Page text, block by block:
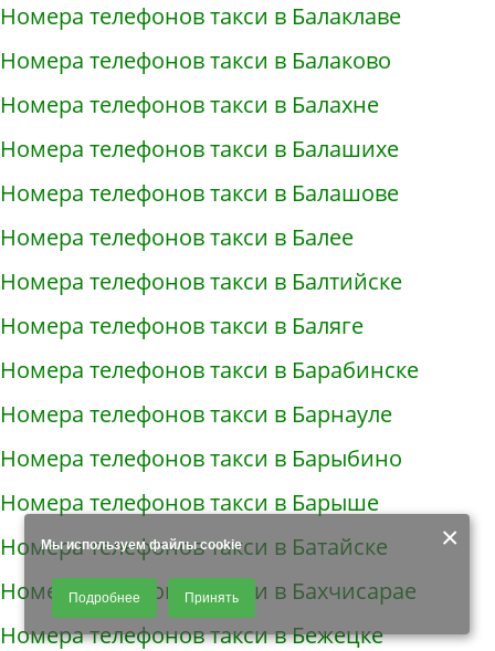
×
Мы используем файлы cookie
Продолжая использовать наш сайт, Вы даете согласие на обработку
файлов - COOKIES, пользовательских данных (файлы-cookies, IP-адрес,
данные об идентификаторе браузера, дата и время осуществления
доступа к сайту, история поисковых запросов) для сбора аналитической и
Подробнее Принять
Номера телефонов такси в Балаклаве
Номера телефонов такси в Балаково
Номера телефонов такси в Балахне
Номера телефонов такси в Балашихе
Номера телефонов такси в Балашове
Номера телефонов такси в Балее
Номера телефонов такси в Балтийске
Номера телефонов такси в Баляге
Номера телефонов такси в Барабинске
Номера телефонов такси в Барнауле
Номера телефонов такси в Барыбино
Номера телефонов такси в Барыше
Номера телефонов такси в Батайске
Номера телефонов такси в Бахчисарае
Номера телефонов такси в Бежецке